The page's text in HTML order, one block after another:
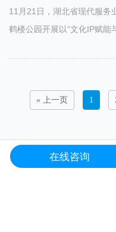
11月21日，湖北省现代服务
鹤楼公园开展以“文化IP赋能
« 上一页 1
网站首页 服务项目
在线咨询